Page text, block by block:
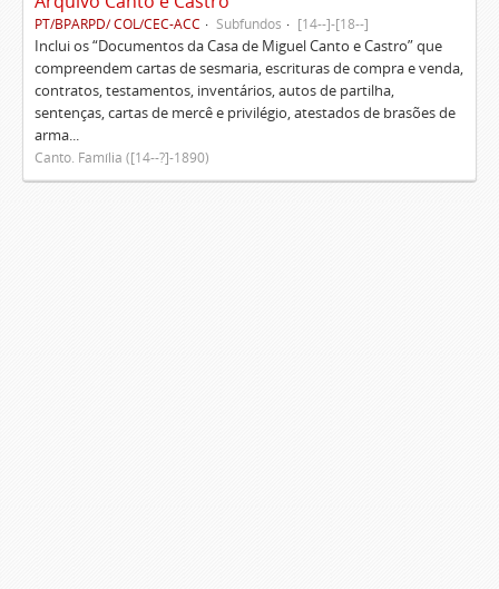
PT/BPARPD/ COL/CEC-ACC Subfundos [14--]-[18--]
Inclui os “Documentos da Casa de Miguel Canto e Castro” que
compreendem cartas de sesmaria, escrituras de compra e venda,
contratos, testamentos, inventários, autos de partilha,
sentenças, cartas de mercê e privilégio, atestados de brasões de
arma...
Canto. Família ([14--?]-1890)